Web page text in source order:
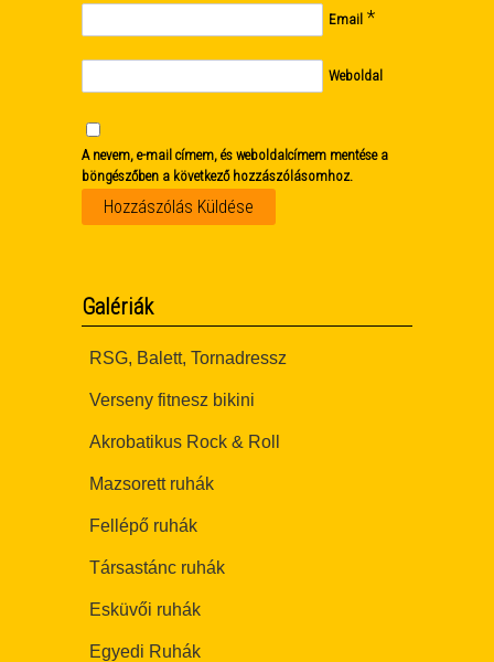
Email *
Weboldal
A nevem, e-mail címem, és weboldalcímem mentése a
böngészőben a következő hozzászólásomhoz.
Galériák
RSG, Balett, Tornadressz
Verseny fitnesz bikini
Akrobatikus Rock & Roll
Mazsorett ruhák
Fellépő ruhák
Társastánc ruhák
Esküvői ruhák
Egyedi Ruhák